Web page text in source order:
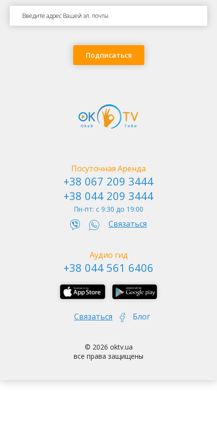
Метро Арсенальная - Родина Мать
От площади Льва Толстого по Большой
Васильковской
самые великие умы прошлого, а происходило это далеко не одно
Подписаться
Посуточная Аренда
+38 067 209 3444
+38 044 209 3444
Пн-пт: c 9:30 до 19:00
Связаться
Аудио гид
+38 044 561 6406
Связаться Блог
© 2026 oktv.ua
все права защищены